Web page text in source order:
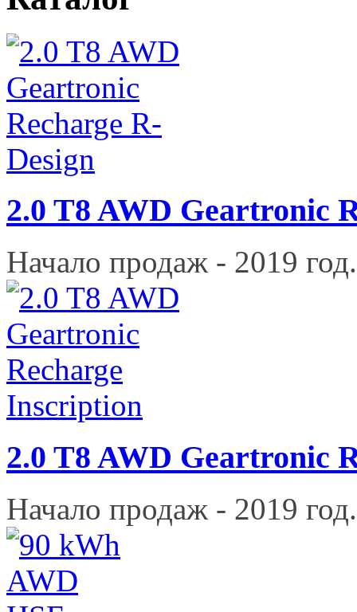
2.0 T8 AWD Geartronic
Начало продаж - 2019
2.0 T8 AWD Geartronic
Начало продаж - 2019